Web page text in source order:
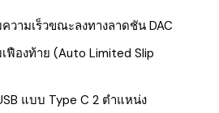
วามเร็วขณะลงทางลาดชัน DAC
ฟืองท้าย (Auto Limited Slip
แบบ Type C 2 ตำแหน่ง